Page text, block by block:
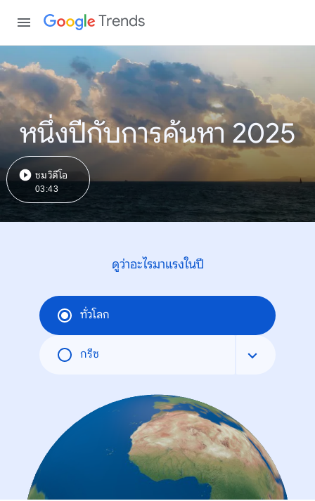
Trends
หนึ่งปีกับการค้นหา 2025
ชมวิดีโอ
03:43
ดูว่าอะไรมาแรงในปี
ทั่วโลก
กรีซ